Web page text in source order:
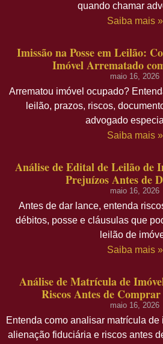
quando chamar
Saiba mais »
Imissão na Posse em Leilão:
Imóvel Arrematado
maio 16, 2026
Arrematou imóvel ocupado?
leilão, prazos, riscos,
advogado
Saiba mais »
Análise de Edital de Leilão de
Prejuízos Antes de
maio 16, 2026
Antes de dar lance, entenda
débitos, posse e cláusulas que
leilão de
Saiba mais »
Análise de Matrícula de
Riscos Antes de
maio 16, 2026
Entenda como analisar matrícula
alienação fiduciária e riscos antes